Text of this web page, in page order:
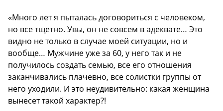
«Много лет я пыталась договориться с человеком,
но все тщетно. Увы, он не совсем в адеквате… Это
видно не только в случае моей ситуации, но и
вообще… Мужчине уже за 60, у него так и не
получилось создать семью, все его отношения
заканчивались плачевно, все солистки группы от
него уходили. И это неудивительно: какая женщина
вынесет такой характер?!